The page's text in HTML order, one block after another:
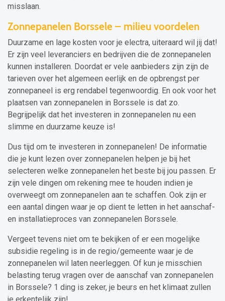
misslaan.
Zonnepanelen Borssele – milieu voordelen
Duurzame en lage kosten voor je electra, uiteraard wil jij dat!
Er zijn veel leveranciers en bedrijven die de zonnepanelen
kunnen installeren. Doordat er vele aanbieders zijn zijn de
tarieven over het algemeen eerlijk en de opbrengst per
zonnepaneel is erg rendabel tegenwoordig. En ook voor het
plaatsen van zonnepanelen in Borssele is dat zo.
Begrijpelijk dat het investeren in zonnepanelen nu een
slimme en duurzame keuze is!
Dus tijd om te investeren in zonnepanelen! De informatie
die je kunt lezen over zonnepanelen helpen je bij het
selecteren welke zonnepanelen het beste bij jou passen. Er
zijn vele dingen om rekening mee te houden indien je
overweegt om zonnepanelen aan te schaffen. Ook zijn er
een aantal dingen waar je op dient te letten in het aanschaf-
en installatieproces van zonnepanelen Borssele.
Vergeet tevens niet om te bekijken of er een mogelijke
subsidie regeling is in de regio/gemeente waar je de
zonnepanelen wil laten neerleggen. Of kun je misschien
belasting terug vragen over de aanschaf van zonnepanelen
in Borssele? 1 ding is zeker, je beurs en het klimaat zullen